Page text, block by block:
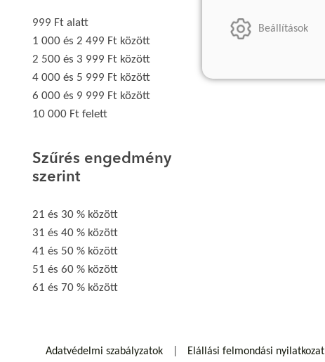
999 Ft alatt
1 000 és 2 499 Ft között
2 500 és 3 999 Ft között
4 000 és 5 999 Ft között
6 000 és 9 999 Ft között
10 000 Ft felett
Szűrés engedmény
szerint
21 és 30 % között
31 és 40 % között
41 és 50 % között
51 és 60 % között
61 és 70 % között
Adatvédelmi szabályzatok Elállási felmondási nyilatkozat
Beállítások